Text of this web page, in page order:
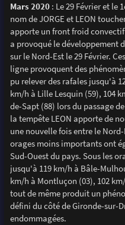
Mars 2020: Le 29 Février et le
nom de JORGE et LEON
apporte un front froid
a provoqué le développement
sur le Nord-Est le 29 Février.
ligne provoquent des
pu relever des rafales jusqu'à
km/h à Lille Lesquin (59), 104
de-Sapt (88) lors du passage
la tempête LEON apporte de
une nouvelle fois entre le
orages moins importants ont
Sud-Ouest du pays. Sous les
jusqu'à 119 km/h à Bâle-
km/h à Montluçon (03), 102
tout de même produit un
défini du côté de Gironde-sur-
endommagées.